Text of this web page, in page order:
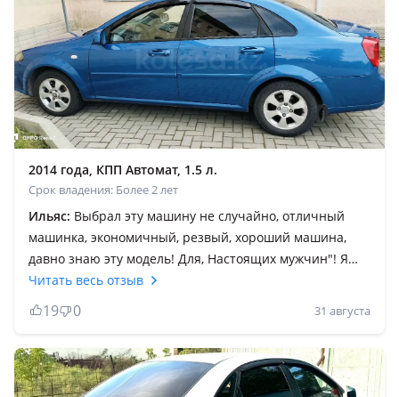
2014 года, КПП Автомат, 1.5 л.
Срок владения: Более 2 лет
Ильяс: Выбрал эту машину не случайно, отличный
машинка, экономичный, резвый, хороший машина,
давно знаю эту модель! Для, Настоящих мужчин"! Я
продаю потому что после операции нельзя на год
садится за руль! Покупайте не пожалеете! В городе
отлично едет, на трассе конечно слабоват но для 1'5
объем нормально, 120 смело едет без напряг. ТО
очень дёшево, запчасти везде есть. От Кобальта тоже
подходит запчасти. Вообщем без проблемный
Читать весь отзыв
19 0 31 августа